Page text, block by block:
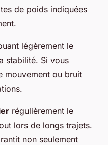
de poids indiquées
légèrement le
stabilité. Si vous
mouvement ou bruit
régulièrement le
lors de longs trajets.
non seulement